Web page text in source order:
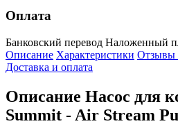
Оплата
Банковский перевод Наложенный
Описание Характеристики Отзывы
Доставка и оплата
Описание Насос для
Summit - Air Stream